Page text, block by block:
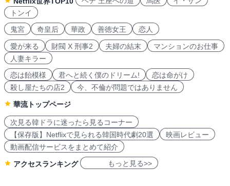
トンイ
鬼宮
奇皇后 華政 善徳女王 恋人
愛が来る 財閥 X 刑事2 夫婦の結末
マンションのお仕事
人妻キラー
恋は飴模様
君へと続く僕のドリーム!
恋は命がけ
殺し屋たちの店2
今、不倫が問題ではありません
華流トップページ
次見る韓ドラに迷ったら見るコーナー
【保存版】Netflixで見られる韓国時代劇20選
映画レビュー
動画配信サービスをまとめて紹介
アクセスランキング もっと見る>>